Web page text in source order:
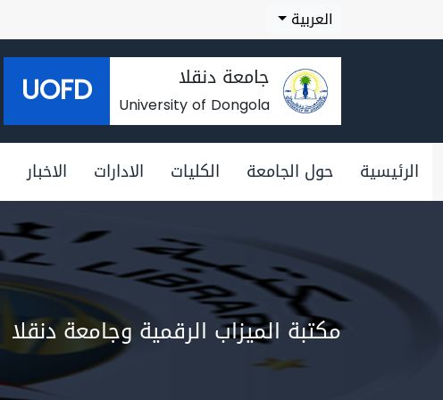
العربية
جامعة دنقلا
University of Dongola
UOFD
الرئيسية حول الجامعة الكليات الادارات الاخبار
مكتبة الميزاب الرقمية وجامعة دنقلا